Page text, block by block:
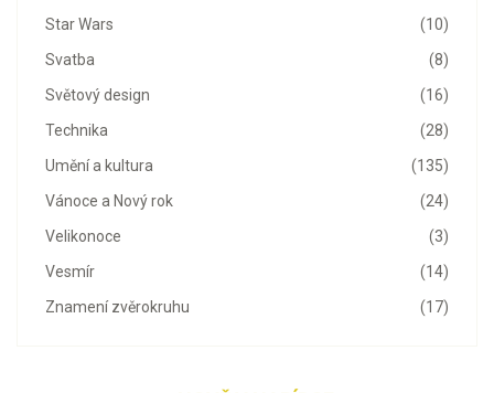
(10)
Star Wars
(8)
Svatba
(16)
Světový design
(28)
Technika
(135)
Umění a kultura
(24)
Vánoce a Nový rok
(3)
Velikonoce
(14)
Vesmír
(17)
Znamení zvěrokruhu